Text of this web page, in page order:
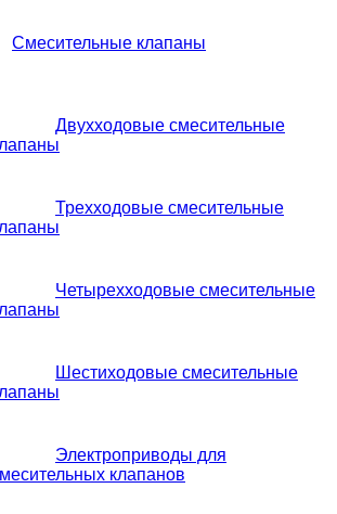
Смесительные клапаны
Двухходовые смесительные
Трехходовые смесительные
Четырехходовые смесительные
Шестиходовые смесительные
Электроприводы для
клапанов